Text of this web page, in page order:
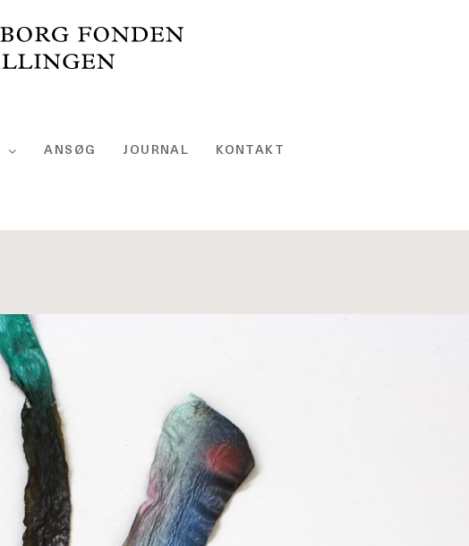
ANSØG JOURNAL KONTAKT